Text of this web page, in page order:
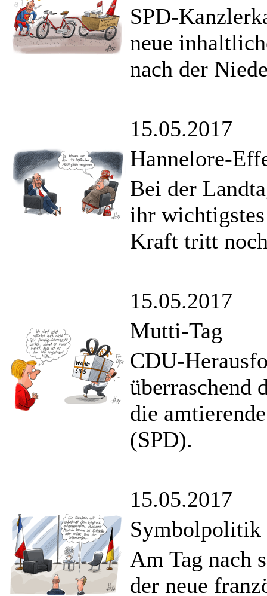
SPD-
neue
nach der
15.05.2017
Hannelore-
Bei der
ihr
Kraft tritt
15.05.2017
Mutti-Tag
CDU-
überraschend
die
(SPD).
15.05.2017
Symbolpolitik
Am Tag nach
der neue